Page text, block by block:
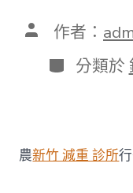
文 作者：
分
類
分類於
農新竹 減重 診所